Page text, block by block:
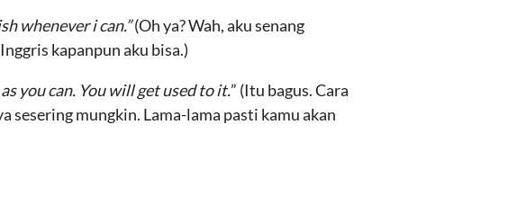
whenever i can.”(Oh ya? Wah, aku senang
kapanpun aku bisa.)
you can. You will get used to it.” (Itu bagus. Cara
sesering mungkin. Lama-lama pasti kamu akan